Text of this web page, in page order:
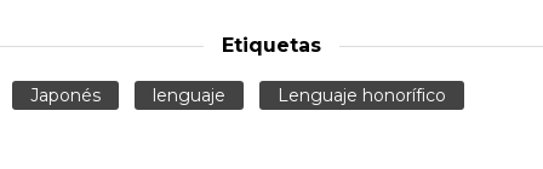
Etiquetas
Japonés lenguaje Lenguaje honorífico